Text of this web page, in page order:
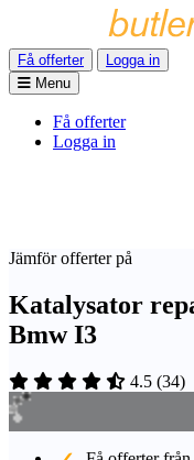
Få offerter
Logga in
Menu
Få offerter
Logga in
Jämför offerter på
Katalysator
Bmw I3
4.5 (34)